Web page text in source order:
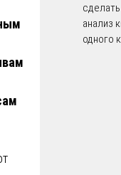
анализ
одного